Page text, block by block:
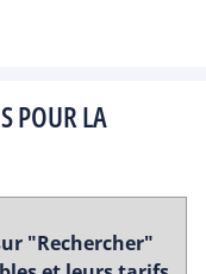
POUR LA
"Rechercher"